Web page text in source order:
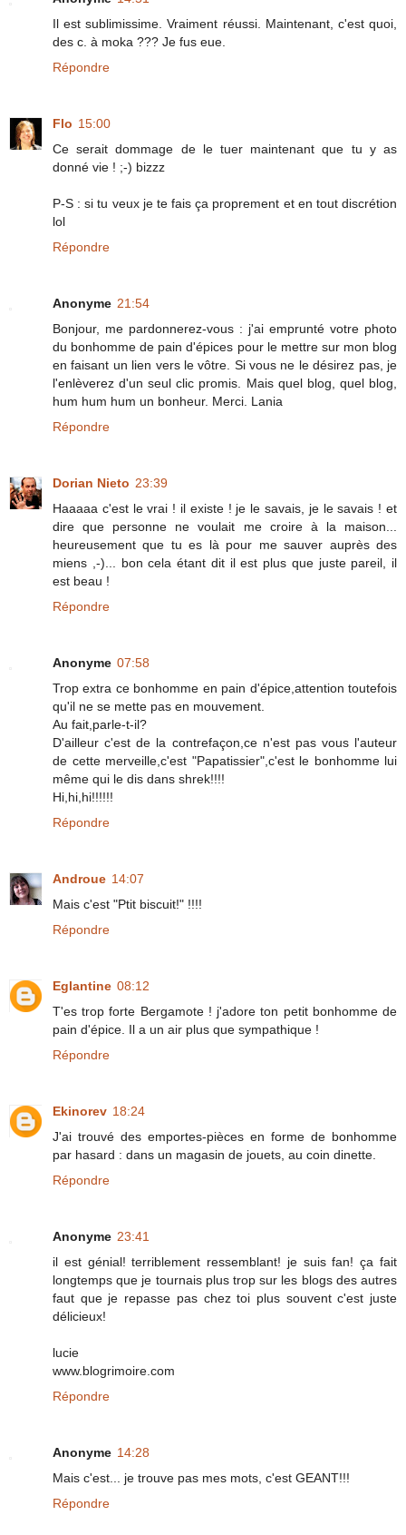
Il est sublimissime. Vraiment réussi. Maintenant, c'est quoi,
des c. à moka ??? Je fus eue.
Répondre
Flo 15:00
Ce serait dommage de le tuer maintenant que tu y as
donné vie ! ;-) bizzz
P-S : si tu veux je te fais ça proprement et en tout discrétion
lol
Répondre
Anonyme 21:54
Bonjour, me pardonnerez-vous : j'ai emprunté votre photo
du bonhomme de pain d'épices pour le mettre sur mon blog
en faisant un lien vers le vôtre. Si vous ne le désirez pas, je
l'enlèverez d'un seul clic promis. Mais quel blog, quel blog,
hum hum hum un bonheur. Merci. Lania
Répondre
Dorian Nieto 23:39
Haaaaa c'est le vrai ! il existe ! je le savais, je le savais ! et
dire que personne ne voulait me croire à la maison...
heureusement que tu es là pour me sauver auprès des
miens ,-)... bon cela étant dit il est plus que juste pareil, il
est beau !
Répondre
Anonyme 07:58
Trop extra ce bonhomme en pain d'épice,attention toutefois
qu'il ne se mette pas en mouvement.
Au fait,parle-t-il?
D'ailleur c'est de la contrefaçon,ce n'est pas vous l'auteur
de cette merveille,c'est "Papatissier",c'est le bonhomme lui
même qui le dis dans shrek!!!!
Hi,hi,hi!!!!!!
Répondre
Androue 14:07
Mais c'est "Ptit biscuit!" !!!!
Répondre
Eglantine 08:12
T'es trop forte Bergamote ! j'adore ton petit bonhomme de
pain d'épice. Il a un air plus que sympathique !
Répondre
Ekinorev 18:24
J'ai trouvé des emportes-pièces en forme de bonhomme
par hasard : dans un magasin de jouets, au coin dinette.
Répondre
Anonyme 23:41
il est génial! terriblement ressemblant! je suis fan! ça fait
longtemps que je tournais plus trop sur les blogs des autres
faut que je repasse pas chez toi plus souvent c'est juste
délicieux!
lucie
www.blogrimoire.com
Répondre
Anonyme 14:28
Mais c'est... je trouve pas mes mots, c'est GEANT!!!
Répondre